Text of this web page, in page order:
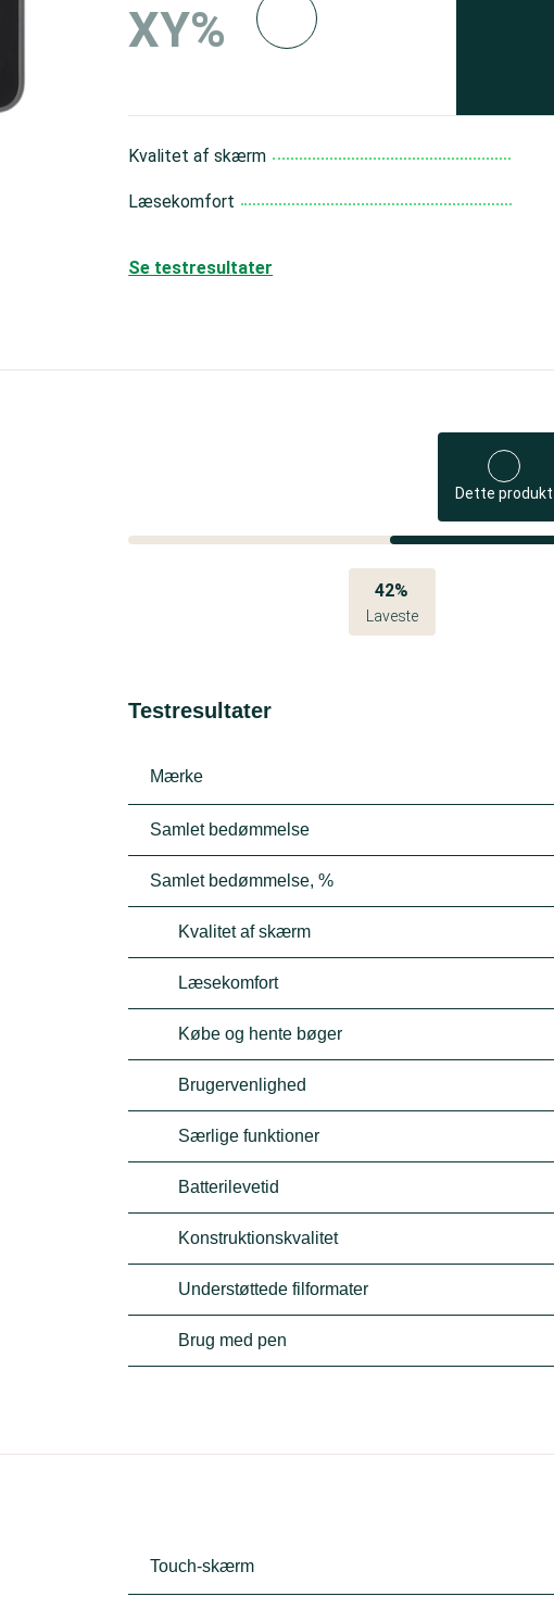
XY%
Kvalitet af skærm
Læsekomfort
Se testresultater
Dette produkt
42%
Laveste
Testresultater
Mærke
Samlet bedømmelse
Samlet bedømmelse, %
Kvalitet af skærm
Læsekomfort
Købe og hente bøger
Brugervenlighed
Særlige funktioner
Batterilevetid
Konstruktionskvalitet
Understøttede filformater
Brug med pen
Touch-skærm